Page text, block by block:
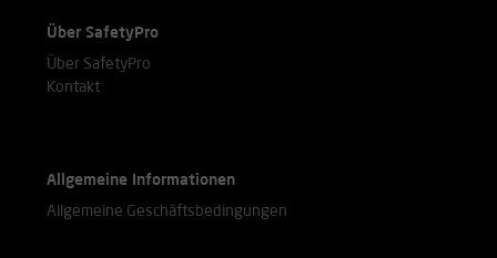
Über SafetyPro
Über SafetyPro
Kontakt
Allgemeine Informationen
Allgemeine Geschäftsbedingungen